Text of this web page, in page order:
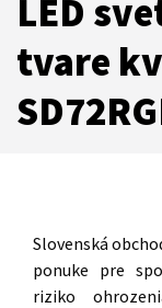
LED
tvare
Slovenská
ponuke pre
riziko